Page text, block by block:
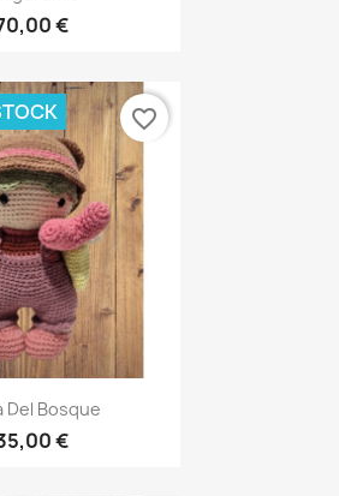
€
rápida
Del Bosque
€
favorite_border